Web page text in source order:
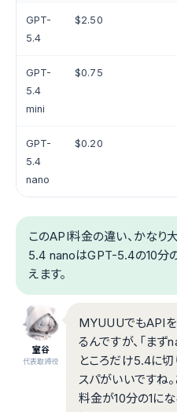
GPT-
5.4
$2.50
GPT-
5.4
mini
$0.75
GPT-
5.4
nano
$0.20
このAPI料金の違い、かなり
5.4 nanoはGPT-5.4の10分
えます。
室谷
代表取締役
MYUUUでもAPI
るんですが、「ま
ところだけ5.4に切
スパがいいですね
料金が10分の1にな